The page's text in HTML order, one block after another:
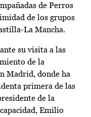
de Perros
de los grupos
La Mancha.
su visita a las
de la
Madrid, donde ha
primera de las
de la
Emilio